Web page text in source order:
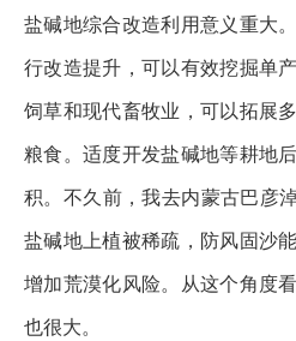
盐碱地综合改造利用意义重大
行改造提升，可以有效挖掘单
饲草和现代畜牧业，可以拓展
粮食。适度开发盐碱地等耕地
积。不久前，我去内蒙古巴彦
盐碱地上植被稀疏，防风固沙
增加荒漠化风险。从这个角度
也很大。